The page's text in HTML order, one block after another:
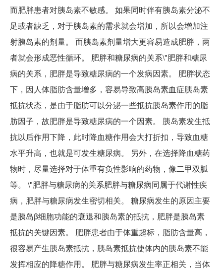
而肥胖患者对胰岛素不敏感。 如果同时伴有胰岛素分泌不
足或者缺乏，对于胰岛素的需求就会增加，所以会增加注
射胰岛素的剂量。 而胰岛素剂量增大更容易造成肥胖，两
者就会形成恶性循环。 肥胖和糖尿病的关系\"肥胖和糖尿
病的关系，肥胖是导致糖尿病的一个发病因素。 肥胖状态
下，因人体脂肪含量增多，容易导致高胰岛素血症胰岛素
抵抗状态，是由于脂肪可以分泌一些抵抗胰岛素作用的脂
肪因子，故肥胖是导致糖尿病的一个因素。 胰岛素发生抵
抗以后作用下降，此时降血糖作用会大打折扣，导致血糖
水平升高，也就是可发生糖尿病。 另外，在选择降血糖药
物时，尽量选择对于体重有负性影响的药物，像二甲双胍
等。 \"肥胖与糖尿病的关系肥胖与糖尿病同属于代谢性疾
病，肥胖与糖尿病发生密切相关。 糖尿病发生的原因主要
是胰岛β细胞功能的衰退和胰岛素的抵抗，肥胖是胰岛素
抵抗的关键因素。 肥胖患者由于体重超标，脂肪含量高，
很容易产生胰岛素抵抗，胰岛素抵抗使体内的胰岛素不能
发挥相应的降糖作用。 肥胖与糖尿病发生率正相关，当体